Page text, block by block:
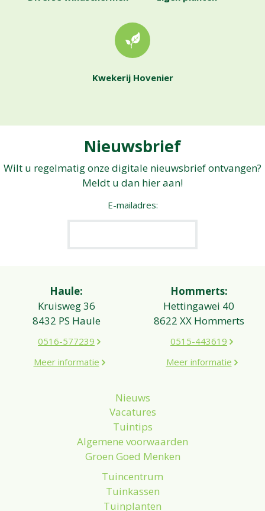
Kwekerij Hovenier
Nieuwsbrief
Wilt u regelmatig onze digitale nieuwsbrief ontvangen?
Meldt u dan hier aan!
E-mailadres:
Haule:
Kruisweg 36
8432 PS Haule
0516-577239
Meer informatie
Hommerts:
Hettingawei 40
8622 XX Hommerts
0515-443619
Meer informatie
Nieuws
Vacatures
Tuintips
Algemene voorwaarden
Groen Goed Menken
Tuincentrum
Tuinkassen
Tuinplanten